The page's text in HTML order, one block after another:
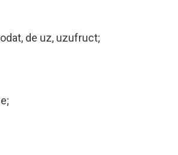
de uz, uzufruct;